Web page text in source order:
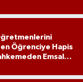
Öğrenciye Hapis
Emsal